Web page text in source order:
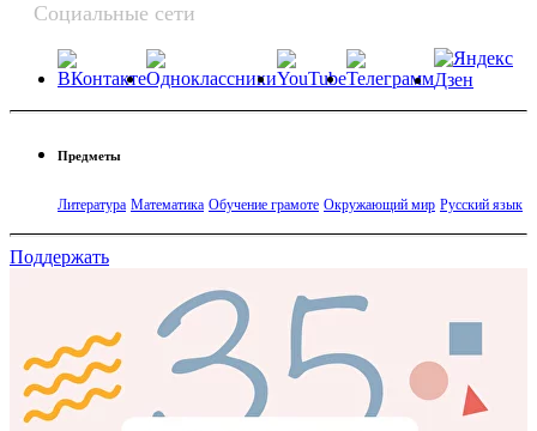
Социальные сети
Предметы
Литература Математика Обучение грамоте Окружающий мир Русский язык
Поддержать